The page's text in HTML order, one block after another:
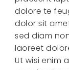
dolore te
dolor sit
sed diam
laoreet
Ut wisi enim